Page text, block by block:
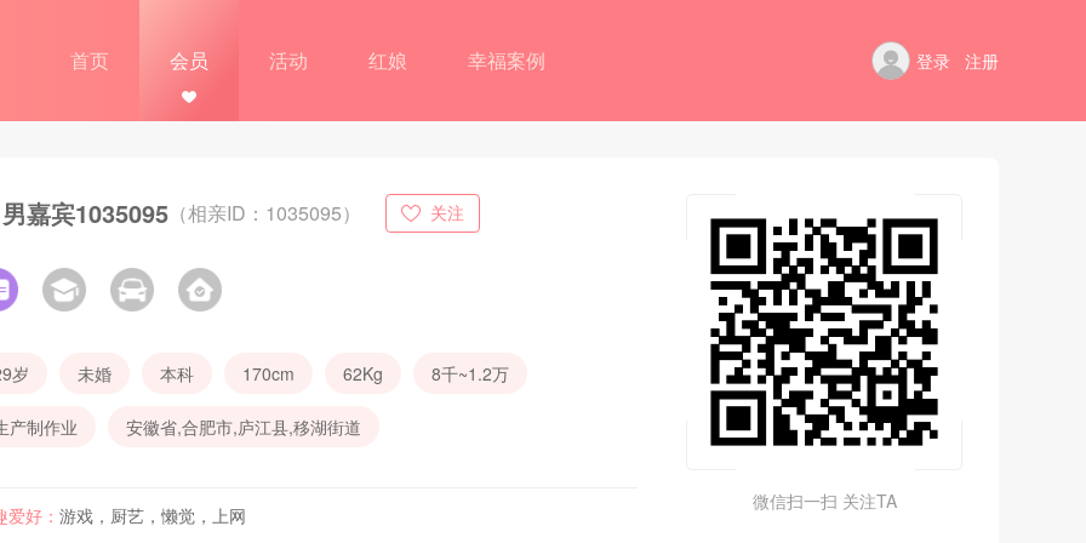
首页 会员 活动 红娘 幸福案例 登录 注册
男嘉宾1035095 （相亲ID：1035095） 关注
岁 未婚 本科 170cm 62Kg 8千~1.2万
产制作业 安徽省,合肥市,庐江县,移湖街道
爱好： 游戏，厨艺，懒觉，上网
微信扫一扫 关注TA